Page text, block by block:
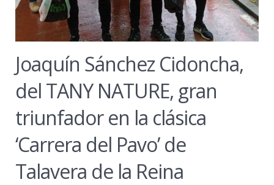
Joaquín Sánchez Cidoncha,
del TANY NATURE, gran
triunfador en la clásica
‘Carrera del Pavo’ de
Talavera de la Reina